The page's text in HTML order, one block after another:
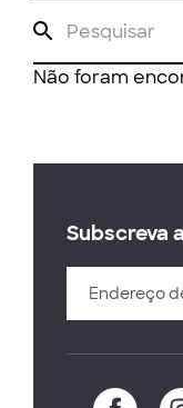
Não foram
Subscreva